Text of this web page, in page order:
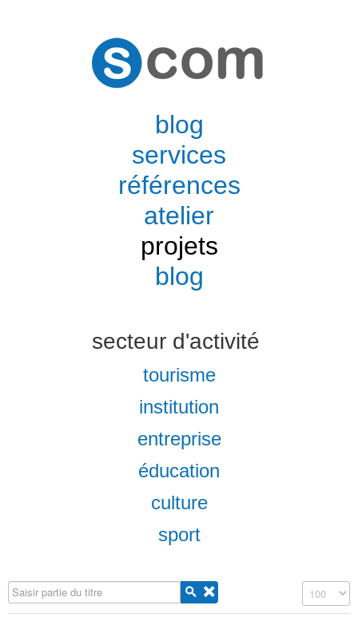
blog
services
références
atelier
projets
blog
secteur d'activité
tourisme
institution
entreprise
éducation
culture
sport
Saisir partie du titre Affichage #